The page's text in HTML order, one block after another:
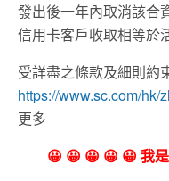
發出後一年內取消該合
信用卡客戶收取相等於
受詳盡之條款及細則約
https://www.sc.com/hk/
更多
😀 😀 😀 😀 😀 我